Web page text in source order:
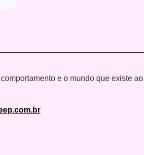
e o mundo que existe